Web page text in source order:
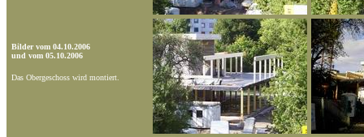
Bilder vom 04.10.2006
und vom 05.10.2006
Das Obergeschoss wird montiert.